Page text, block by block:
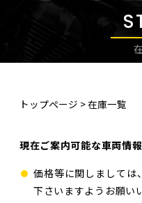
トップページ >在庫一覧
現在ご案内可能な車両情報
価格等に関しましては、
下さいますようお願い